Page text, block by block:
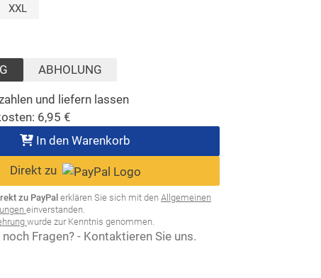
XXL
ABHOLUNG
und liefern lassen
6,95 €
In den Warenkorb
Direkt zu
zu PayPal erklären Sie sich mit den Allgemeinen
einverstanden.
wurde zur Kenntnis genommen.
noch Fragen? - Kontaktieren Sie uns.